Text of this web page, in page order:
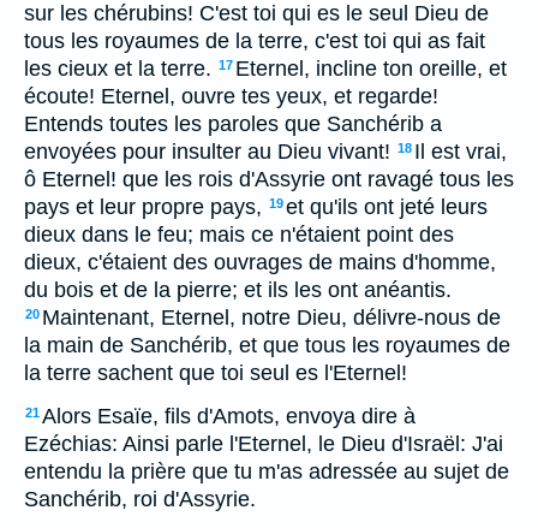
sur les chérubins! C'est toi qui es le seul Dieu de
tous les royaumes de la terre, c'est toi qui as fait
les cieux et la terre. 17 Eternel, incline ton oreille, et
écoute! Eternel, ouvre tes yeux, et regarde!
Entends toutes les paroles que Sanchérib a
envoyées pour insulter au Dieu vivant! 18 Il est vrai,
ô Eternel! que les rois d'Assyrie ont ravagé tous les
pays et leur propre pays, 19et qu'ils ont jeté leurs
dieux dans le feu; mais ce n'étaient point des
dieux, c'étaient des ouvrages de mains d'homme,
du bois et de la pierre; et ils les ont anéantis.
20 Maintenant, Eternel, notre Dieu, délivre-nous de
la main de Sanchérib, et que tous les royaumes de
la terre sachent que toi seul es l'Eternel!
21Alors Esaïe, fils d'Amots, envoya dire à
Ezéchias: Ainsi parle l'Eternel, le Dieu d'Israël: J'ai
entendu la prière que tu m'as adressée au sujet de
Sanchérib, roi d'Assyrie.